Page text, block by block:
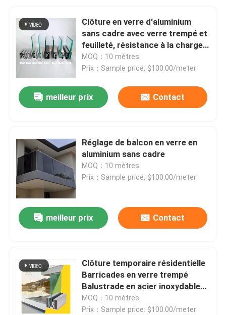
Clôture en verre d'aluminium
sans cadre avec verre trempé et
feuilleté, résistance à la charge
de vent de 1200Pa et
revêtement en poudre anodisé
MOQ：10 mètres
Prix：Sample price: $100.00/meter
meilleur prix Contact
Réglage de balcon en verre en
aluminium sans cadre
MOQ：10 mètres
Prix：Sample price: $100.00/meter
meilleur prix Contact
Clôture temporaire résidentielle
Barricades en verre trempé
Balustrade en acier inoxydable
Postes en aluminium enceinte en
aluminium Clôture de sécurité
MOQ：10 mètres
Prix：Sample price: $100.00/meter